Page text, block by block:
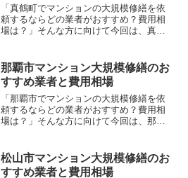
「真鶴町でマンションの大規模修繕を依
頼するならどの業者がおすすめ？費用相
場は？」そんな方に向けて今回は、真鶴
すので、ぜひ参考にしてみてください。
大規模修繕の格安見積もり...
那覇市マンション大規模修繕のお
すすめ業者と費用相場
「那覇市でマンションの大規模修繕を依
頼するならどの業者がおすすめ？費用相
場は？」そんな方に向けて今回は、那覇
すので、ぜひ参考にしてみてください。
大規模修繕の格安見積もり...
松山市マンション大規模修繕のお
すすめ業者と費用相場